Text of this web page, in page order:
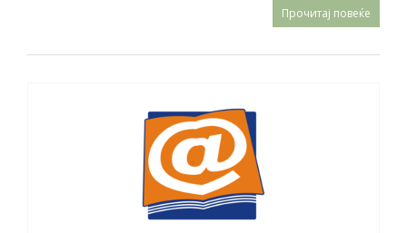
Прочитај повеќе